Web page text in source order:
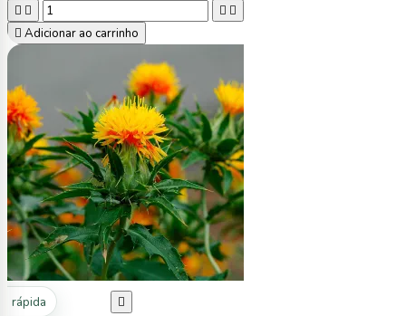
   
 Adicionar ao carrinho
rápida 